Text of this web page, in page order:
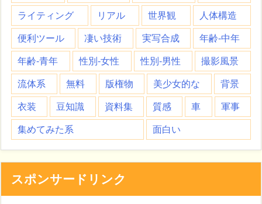
ライティング
リアル 世界観
人体構造
便利ツール
凄い技術 実写合成
年齢-中年
年齢-青年
性別-女性 性別-男性
撮影風景
流体系
無料 版権物 美少女的な
背景
衣装
豆知識 資料集 質感 車
軍事
集めてみた系
面白い
スポンサードリンク